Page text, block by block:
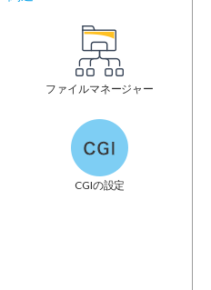
ファイルマネージャー
CGIの設定